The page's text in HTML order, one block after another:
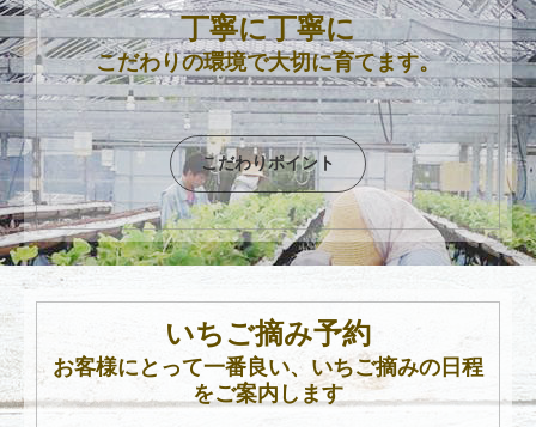
丁寧に丁寧に
こだわりの環境で大切に育てます。
こだわりポイント
いちご摘み予約
お客様にとって一番良い、いちご摘みの日程
をご案内します